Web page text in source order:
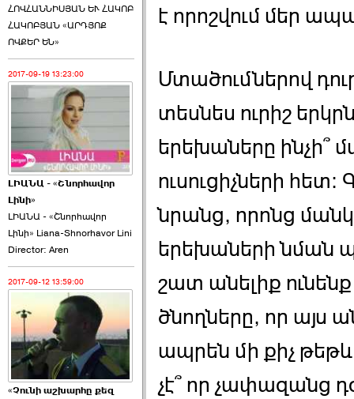
ՀՈՎՀԱՆՆԻՍՅԱՆ ԵՒ ՀԱԿՈԲ
ՀԱԿՈԲՅԱՆ «ԱՐԴՅՈՔ
ՈՎՔԵՐ ԵՆ»
2017-09-19 13:23:00
ԼԻԱՆԱ - «Շնորհավոր
Լինի»
ԼԻԱՆԱ - «Շնորհավոր
Լինի» Liana-Shnorhavor Lini
Director: Aren
2017-09-12 13:59:00
«Չունի աշխարհը քեզ
է որոշվում մեր
Մտածումներով
տեսնես ուրիշ
երեխաները ինչի՞
ուսուցիչների
նրանց, որոնց
երեխաների նման
շատ անելիք ունենք
ծնողները, որ այս
ապրեն մի քիչ
չէ՞ որ չափազանց